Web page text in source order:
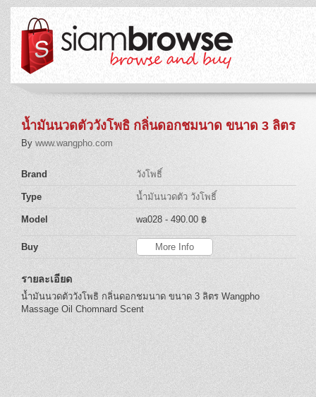
น้ำมันนวดตัววังโพธิ กลิ่นดอกชมนาด ขนาด 3 ลิตร
By www.wangpho.com
Brand วังโพธิ์
Type น้ำมันนวดตัว วังโพธิ์
Model wa028 - 490.00 ฿
Buy More Info
รายละเอียด
น้ำมันนวดตัววังโพธิ กลิ่นดอกชมนาด ขนาด 3 ลิตร Wangpho
Massage Oil Chomnard Scent